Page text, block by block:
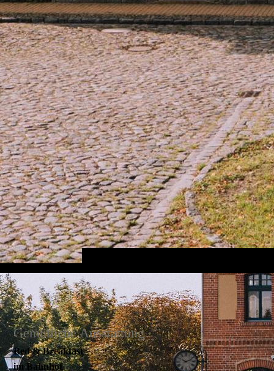
Gemütliche Ausstattung
Bed & Breakfast
im Bahnhof